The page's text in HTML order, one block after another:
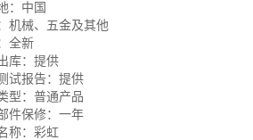
：中国
机械、五金及其他
全新
库：提供
试报告：提供
型：普通产品
件保修：一年
称：彩虹